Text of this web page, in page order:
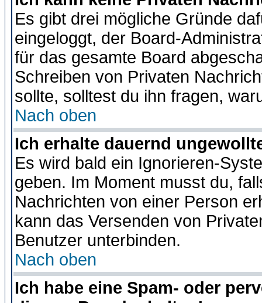
Es gibt drei mögliche Gründe
eingeloggt, der Board-
für das gesamte Board
Schreiben von Privaten
sollte, solltest du ihn fragen,
Nach oben
Ich erhalte dauernd
Es wird bald ein Ignorieren-
geben. Im Moment musst du,
Nachrichten von einer Person
kann das Versenden von
Benutzer unterbinden.
Nach oben
Ich habe eine Spam- oder